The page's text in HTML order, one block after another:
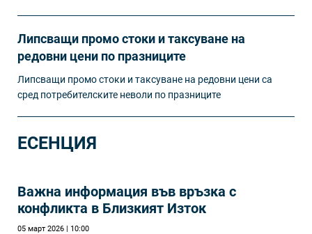
Липсващи промо стоки и таксуване на
редовни цени по празниците
Липсващи промо стоки и таксуване на редовни цени са
сред потребителските неволи по празниците
ЕСЕНЦИЯ
Важна информация във връзка с
конфликта в Близкият Изток
05 март 2026 | 10:00